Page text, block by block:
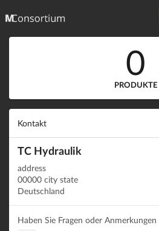
0
PRODUKTE
Kontakt
TC Hydraulik
address
00000 city state
Deutschland
Haben Sie Fragen oder